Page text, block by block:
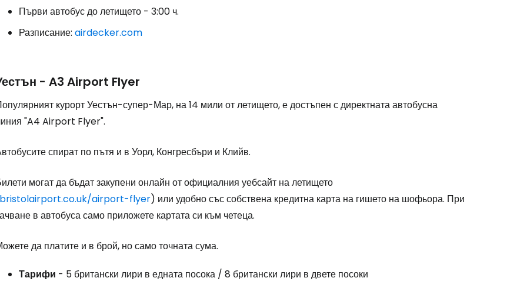
Първи автобус до летището - 3:00 ч.
Разписание: airdecker.com
- A3 Airport Flyer
курорт Уестън-супер-Мар, на 14 мили от летището, е достъпен с директната автобусна
"A4 Airport Flyer".
спират по пътя и в Уорл, Конгресбъри и Клийв.
могат да бъдат закупени онлайн от официалния уебсайт на летището
bristolairport.co.uk/airport-flyer) или удобно със собствена кредитна карта на гишето на шофьора. При
в автобуса само приложете картата си към четеца.
да платите и в брой, но само точната сума.
Тарифи - 5 британски лири в едната посока / 8 британски лири в двете посоки